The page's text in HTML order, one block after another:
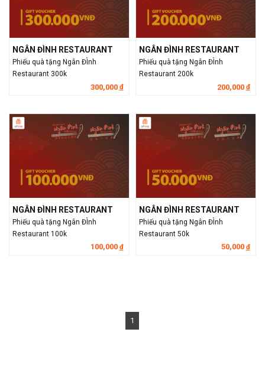
NGÂN ĐÌNH RESTAURANT
Phiếu quà tặng Ngân ĐÌnh
Restaurant 300k
300,000 đ
NGÂN ĐÌNH RESTAURANT
Phiếu quà tặng Ngân ĐÌnh
Restaurant 200k
200,000 đ
NGÂN ĐÌNH RESTAURANT
Phiếu quà tặng Ngân ĐÌnh
Restaurant 100k
100,000 đ
NGÂN ĐÌNH RESTAURANT
Phiếu quà tặng Ngân ĐÌnh
Restaurant 50k
50,000 đ
1